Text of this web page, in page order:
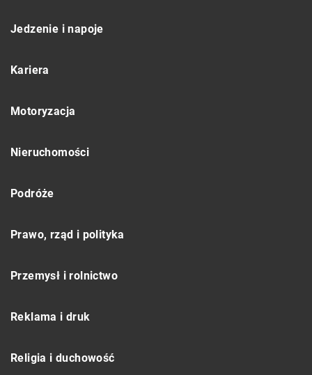
Jedzenie i napoje
Kariera
Motoryzacja
Nieruchomości
Podróże
Prawo, rząd i polityka
Przemysł i rolnictwo
Reklama i druk
Religia i duchowość